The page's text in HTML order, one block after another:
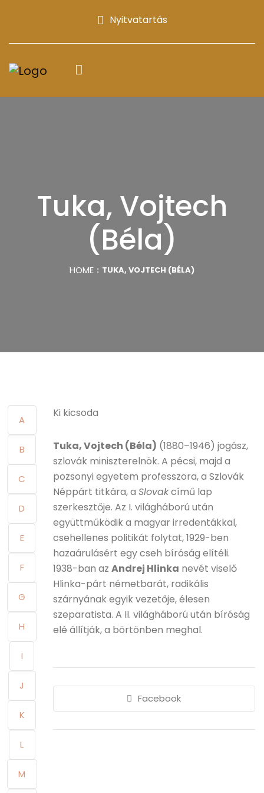
Nyitvatartás
Tuka, Vojtech
(Béla)
HOME TUKA, VOJTECH (BÉLA)
A
B
C
D
E
F
G
H
I
J
K
L
M
Ki kicsoda
Tuka, Vojtech (Béla) (1880–1946) jogász,
szlovák miniszterelnök. A pécsi, majd a
pozsonyi egyetem professzora, a Szlovák
Néppárt titkára, a Slovakcímű lap
szerkesztője. Az I. világháború után
együttműködik a magyar irredentákkal,
csehellenes politikát folytat, 1929-ben
hazaárulásért egy cseh bíróság elítéli.
1938-ban az Andrej Hlinka nevét viselő
Hlinka-párt németbarát, radikális
szárnyának egyik vezetője, élesen
szeparatista. A II. világháború után bíróság
elé állítják, a börtönben meghal.
Facebook